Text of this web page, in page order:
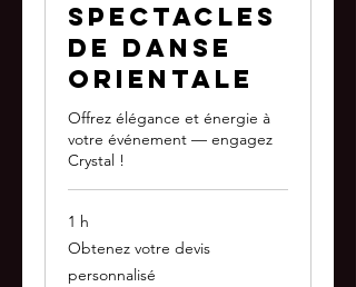
Spectacles
de danse
orientale
Offrez élégance et énergie à
votre événement — engagez
Crystal !
1 h
Obtenez
votre
personnalisé
Obtenez votre devis
personnalisé